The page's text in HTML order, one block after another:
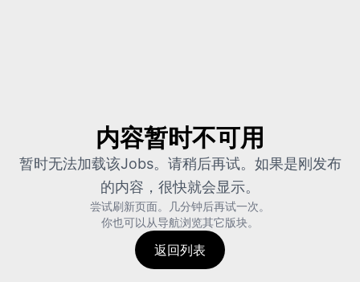
内容暂时不可用
暂时无法加载该Jobs。请稍后再试。如果是刚发布
的内容，很快就会显示。
尝试刷新页面。
几分钟后再试一次。
你也可以从导航浏览其它版块。
返回列表